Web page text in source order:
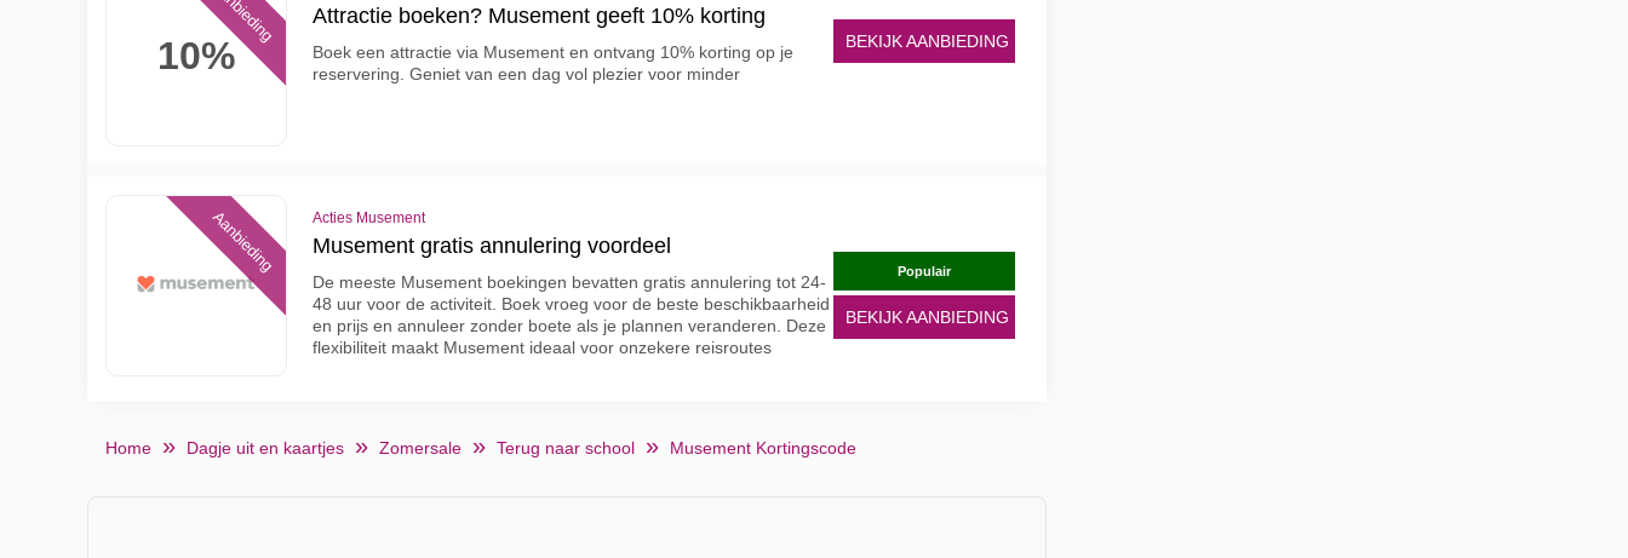
10%
Attractie boeken? Musement geeft 10% korting
Boek een attractie via Musement en ontvang 10% korting op je
reservering. Geniet van een dag vol plezier voor minder
BEKIJK AANBIEDING
Aanbieding Acties Musement
Musement gratis annulering voordeel
De meeste Musement boekingen bevatten gratis annulering tot 24-
48 uur voor de activiteit. Boek vroeg voor de beste beschikbaarheid
en prijs en annuleer zonder boete als je plannen veranderen. Deze
flexibiliteit maakt Musement ideaal voor onzekere reisroutes
Populair
BEKIJK AANBIEDING
Home Dagje uit en kaartjes Zomersale Terug naar school Musement Kortingscode